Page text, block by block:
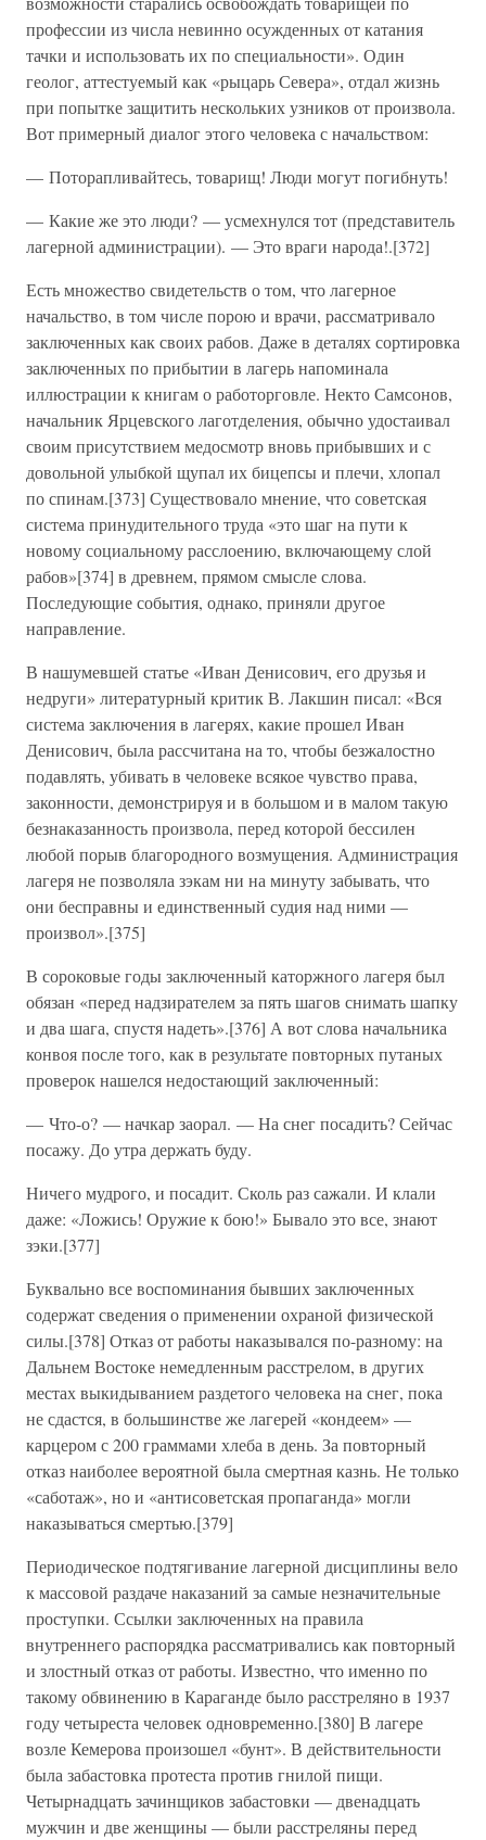
профессии из числа невинно осужденных от катания
тачки и использовать их по специальности». Один
геолог, аттестуемый как «рыцарь Севера», отдал жизнь
при попытке защитить нескольких узников от произвола.
Вот примерный диалог этого человека с начальством:
— Поторапливайтесь, товарищ! Люди могут погибнуть!
— Какие же это люди? — усмехнулся тот (представитель
лагерной администрации). — Это враги народа!.[372]
Есть множество свидетельств о том, что лагерное
начальство, в том числе порою и врачи, рассматривало
заключенных как своих рабов. Даже в деталях сортировка
заключенных по прибытии в лагерь напоминала
иллюстрации к книгам о работорговле. Некто Самсонов,
начальник Ярцевского лаготделения, обычно удостаивал
своим присутствием медосмотр вновь прибывших и с
довольной улыбкой щупал их бицепсы и плечи, хлопал
по спинам.[373] Существовало мнение, что советская
система принудительного труда «это шаг на пути к
новому социальному расслоению, включающему слой
рабов»[374] в древнем, прямом смысле слова.
Последующие события, однако, приняли другое
направление.
В нашумевшей статье «Иван Денисович, его друзья и
недруги» литературный критик В. Лакшин писал: «Вся
система заключения в лагерях, какие прошел Иван
Денисович, была рассчитана на то, чтобы безжалостно
подавлять, убивать в человеке всякое чувство права,
законности, демонстрируя и в большом и в малом такую
безнаказанность произвола, перед которой бессилен
любой порыв благородного возмущения. Администрация
лагеря не позволяла зэкам ни на минуту забывать, что
они бесправны и единственный судия над ними —
произвол».[375]
В сороковые годы заключенный каторжного лагеря был
обязан «перед надзирателем за пять шагов снимать шапку
и два шага, спустя надеть».[376] А вот слова начальника
конвоя после того, как в результате повторных путаных
проверок нашелся недостающий заключенный:
— Что-о? — начкар заорал. — На снег посадить? Сейчас
посажу. До утра держать буду.
Ничего мудрого, и посадит. Сколь раз сажали. И клали
даже: «Ложись! Оружие к бою!» Бывало это все, знают
зэки.[377]
Буквально все воспоминания бывших заключенных
содержат сведения о применении охраной физической
силы.[378] Отказ от работы наказывался по-разному: на
Дальнем Востоке немедленным расстрелом, в других
местах выкидыванием раздетого человека на снег, пока
не сдастся, в большинстве же лагерей «кондеем» —
карцером с 200 граммами хлеба в день. За повторный
отказ наиболее вероятной была смертная казнь. Не только
«саботаж», но и «антисоветская пропаганда» могли
наказываться смертью.[379]
Периодическое подтягивание лагерной дисциплины вело
к массовой раздаче наказаний за самые незначительные
проступки. Ссылки заключенных на правила
внутреннего распорядка рассматривались как повторный
и злостный отказ от работы. Известно, что именно по
такому обвинению в Караганде было расстреляно в 1937
году четыреста человек одновременно.[380] В лагере
возле Кемерова произошел «бунт». В действительности
была забастовка протеста против гнилой пищи.
Четырнадцать зачинщиков забастовки — двенадцать
мужчин и две женщины — были расстреляны перед